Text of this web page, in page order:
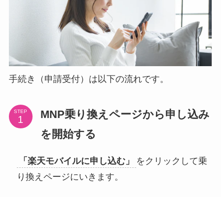
手続き（申請受付）は以下の流れです。
STEP
MNP乗り換えページから申し込み
を開始する
「楽天モバイルに申し込む」
をクリックして乗
り換えページにいきます。